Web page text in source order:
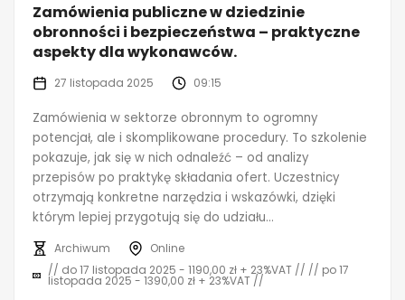
Zamówienia publiczne w dziedzinie
obronności i bezpieczeństwa – praktyczne
aspekty dla wykonawców.
27 listopada 2025 09:15
Zamówienia w sektorze obronnym to ogromny
potencjał, ale i skomplikowane procedury. To szkolenie
pokazuje, jak się w nich odnaleźć – od analizy
przepisów po praktykę składania ofert. Uczestnicy
otrzymają konkretne narzędzia i wskazówki, dzięki
którym lepiej przygotują się do udziału...
Archiwum
Online
// do 17 listopada 2025 - 1190,00 zł + 23%VAT // // po 17
listopada 2025 - 1390,00 zł + 23%VAT //